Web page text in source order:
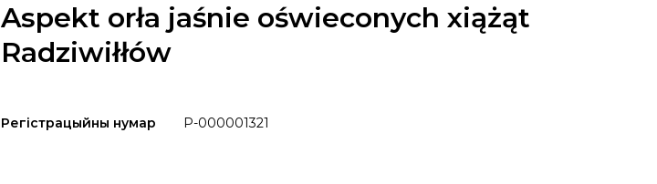
Aspekt orła jaśnie oświeconych xiążąt
Radziwiłłów
Регістрацыйны нумар P-000001321